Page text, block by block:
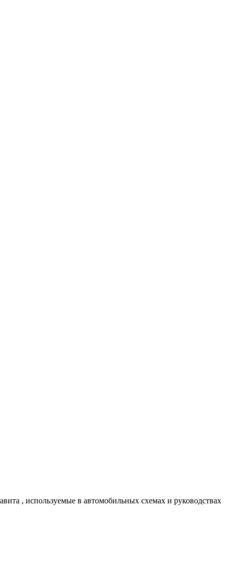
, используемые в автомобильных схемах и руководствах